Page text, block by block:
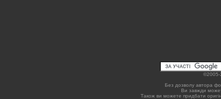
©2005-
Без дозволу автора
Ви завжди
Також ви можете придбати